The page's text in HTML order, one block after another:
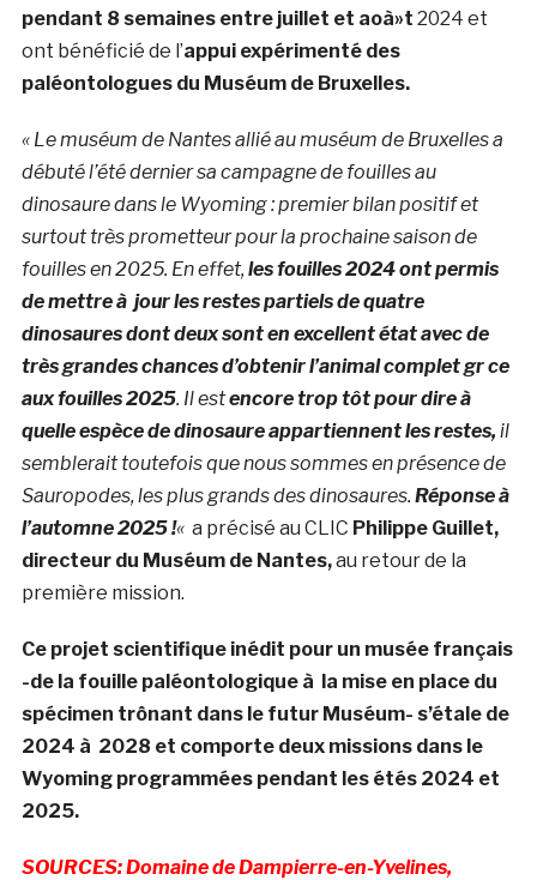
pendant 8 semaines entre juillet et aoà»t 2024 et
ont bénéficié de l’appui expérimenté des
paléontologues du Muséum de Bruxelles.
« Le muséum de Nantes allié au muséum de Bruxelles a
débuté l’été dernier sa campagne de fouilles au
dinosaure dans le Wyoming : premier bilan positif et
surtout très prometteur pour la prochaine saison de
fouilles en 2025. En effet,les fouilles 2024 ont permis
de mettre à jour les restes partiels de quatre
dinosaures dont deux sont en excellent état avec de
très grandes chances d’obtenir l’animal complet gr ce
aux fouilles 2025. Il estencore trop tôt pour dire à
quelle espèce de dinosaure appartiennent les restes, il
semblerait toutefois que nous sommes en présence de
Sauropodes, les plus grands des dinosaures. Réponse à
l’automne 2025 !« a précisé au CLIC Philippe Guillet,
directeur du Muséum de Nantes,au retour de la
première mission.
Ce projet scientifique inédit pour un musée français
-de la fouille paléontologique à la mise en place du
spécimen trônant dans le futur Muséum- s’étale de
2024 à 2028 et comporte deux missions dans le
Wyoming programmées pendant les étés 2024 et
2025.
SOURCES: Domaine de Dampierre-en-Yvelines,